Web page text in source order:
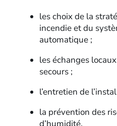
les choix de la
incendie et du
automatique ;
les échanges
secours ;
l’entretien de
la prévention des